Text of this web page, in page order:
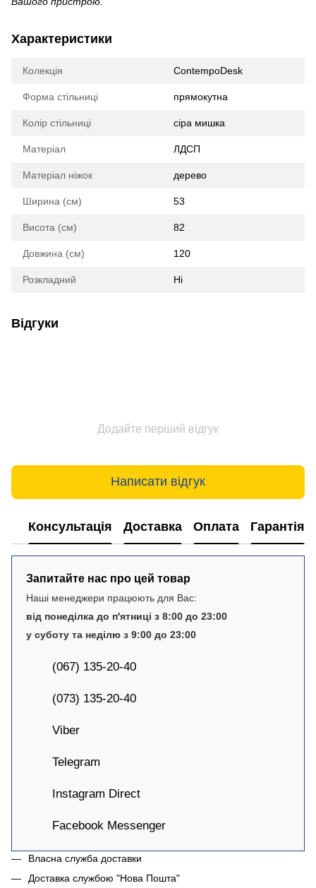
Характеристики
Колекція ContempoDesk
Форма стільниці прямокутна
Колір стільниці сіра мишка
Матеріал ЛДСП
Матеріал ніжок дерево
Ширина (см) 53
Висота (см) 82
Довжина (см) 120
Розкладний Ні
Відгуки
Додайте перший відгук
Написати відгук
Консультація Доставка Оплата Гарантія
Запитайте нас про цей товар
Наші менеджери працюють для Вас:
від понеділка до п'ятниці з 8:00 до 23:00
у суботу та неділю з 9:00 до 23:00
(067) 135-20-40
(073) 135-20-40
Viber
Telegram
Instagram Direct
Facebook Messenger
Власна служба доставки
Доставка службою "Нова Пошта"